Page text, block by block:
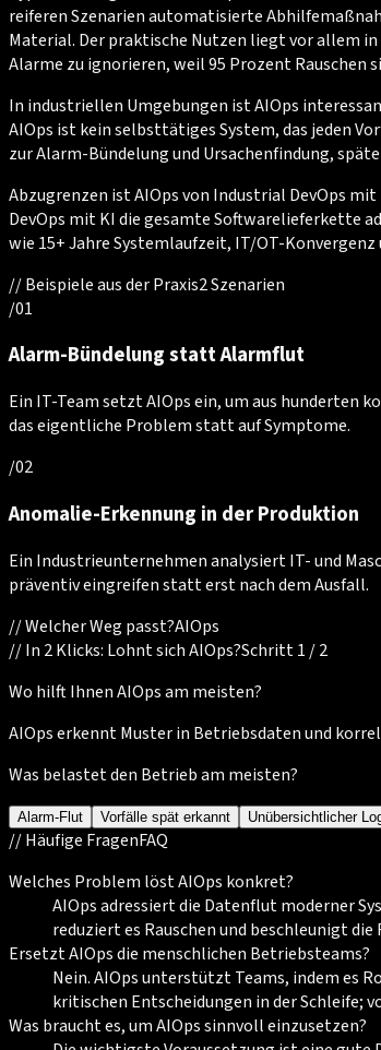
reiferen Szenarien automatisierte
Material. Der praktische Nutzen liegt vor allem
Alarme zu ignorieren, weil 95 Prozent Rauschen
In industriellen Umgebungen ist AIOps
AIOps ist kein selbsttätiges System, das jeden
zur Alarm-Bündelung und Ursachenfindung,
Abzugrenzen ist AIOps von Industrial DevOps
DevOps mit KI die gesamte Softwarelieferkette
wie 15+ Jahre Systemlaufzeit, IT/OT-Konvergenz
//Beispiele aus der Praxis2Szenarien
/01
Alarm-Bündelung statt Alarmflut
Ein IT-Team setzt AIOps ein, um aus hunderten
das eigentliche Problem statt auf Symptome.
/02
Anomalie-Erkennung in der Produktion
Ein Industrieunternehmen analysiert IT- und
präventiv eingreifen statt erst nach dem Ausfall.
//Welcher Weg passt?AIOps
//In 2 Klicks: Lohnt sich AIOps?Schritt 1 / 2
Wo hilft Ihnen AIOps am meisten?
AIOps erkennt Muster in Betriebsdaten und
Was belastet den Betrieb am meisten?
Alarm-Flut Vorfälle spät erkannt Unübersichtlicher
//Häufige FragenFAQ
Welches Problem löst AIOps konkret?
AIOps adressiert die Datenflut moderner
reduziert es Rauschen und beschleunigt
Ersetzt AIOps die menschlichen Betriebsteams?
Nein. AIOps unterstützt Teams, indem es
kritischen Entscheidungen in der Schleife;
Was braucht es, um AIOps sinnvoll einzusetzen?